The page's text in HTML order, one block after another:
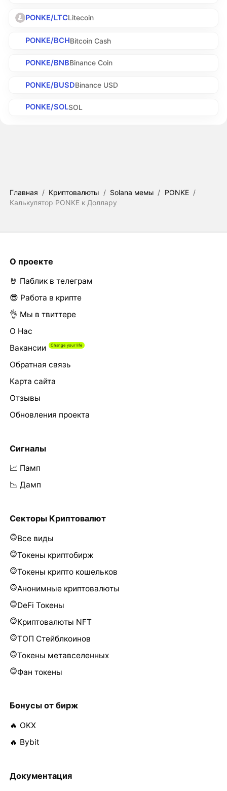
PONKE/LTCLitecoin
PONKE/BCHBitcoin Cash
PONKE/BNBBinance Coin
PONKE/BUSDBinance USD
PONKE/SOLSOL
Главная / Криптовалюты / Solana мемы / PONKE /
Калькулятор PONKE к Доллару
О проекте
🤘 Паблик в телеграм
😎 Работа в крипте
👌 Мы в твиттере
О Нас
Вакансии
Обратная связь
Карта сайта
Отзывы
Обновления проекта
Сигналы
📈 Памп
📉 Дамп
Секторы Криптовалют
Все виды
Токены криптобирж
Токены крипто кошельков
Анонимные криптовалюты
DeFi Токены
Криптовалюты NFT
ТОП Стейблкоинов
Токены метавселенных
Фан токены
Бонусы от бирж
🔥 OKX
🔥 Bybit
Документация